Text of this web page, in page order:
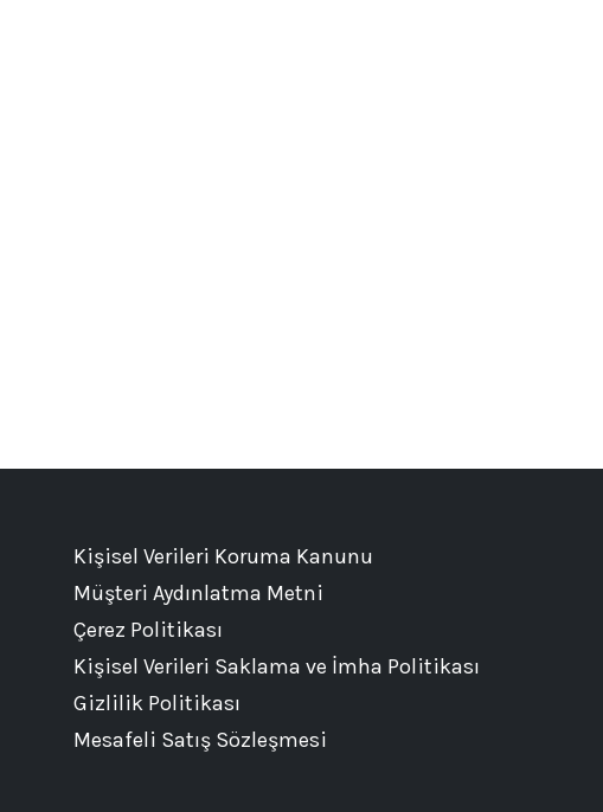
Kişisel Verileri Koruma Kanunu
Müşteri Aydınlatma Metni
Çerez Politikası
Kişisel Verileri Saklama ve İmha Politikası
Gizlilik Politikası
Mesafeli Satış Sözleşmesi